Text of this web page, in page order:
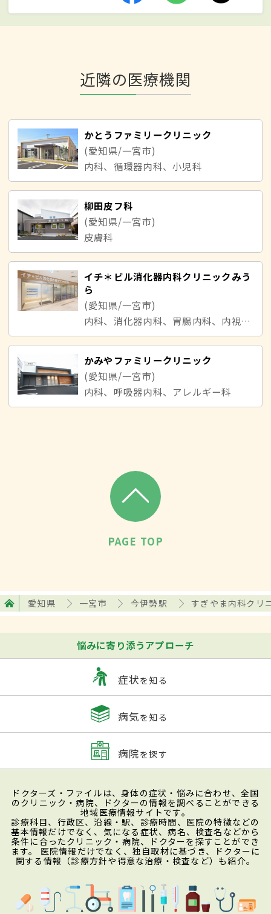
近隣の医療機関
かとうファミリークリニック
(愛知県/一宮市)
内科、循環器内科、小児科
柳田皮フ科
(愛知県/一宮市)
皮膚科
イチ＊ビル消化器内科クリニックみう
ら
(愛知県/一宮市)
内科、消化器内科、胃腸内科、内視鏡内科
かみやファミリークリニック
(愛知県/一宮市)
内科、呼吸器内科、アレルギー科
PAGE TOP
愛知県 一宮市 今伊勢駅 すぎやま内科クリ
悩みに寄り添うアプローチ
症状を知る
病気を知る
病院を探す
ドクターズ・ファイルは、身体の症状・悩みに合わせ、全国
のクリニック・病院、ドクターの情報を調べることができる
地域医療情報サイトです。
診療科目、行政区、沿線・駅、診療時間、医院の特徴などの
基本情報だけでなく、気になる症状、病名、検査名などから
条件に合ったクリニック・病院、ドクターを探すことができ
ます。 医院情報だけでなく、独自取材に基づき、ドクターに
関する情報（診療方針や得意な治療・検査など）も紹介。